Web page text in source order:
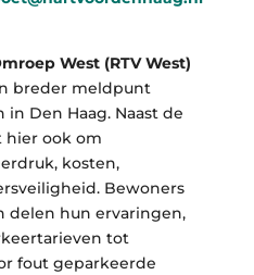
West (RTV West)
breder meldpunt
Den Haag. Naast de
hier ook om
kosten,
Bewoners
delen hun ervaringen,
tot
fout geparkeerde